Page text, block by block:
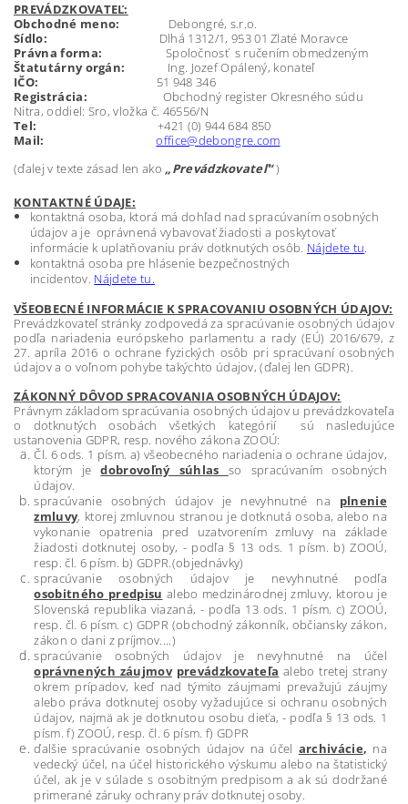
PREVÁDZKOVATEĽ:
Obchodné meno: Debongré, s.r.o.
Sídlo: Dlhá 1312/1, 953 01 Zlaté Moravce
Právna forma: Spoločnosť s ručením obmedzeným
Štatutárny orgán: Ing. Jozef Opálený, konateľ
IČO:
51 948 346
Registrácia: Obchodný register Okresného súdu
Nitra, oddiel: Sro, vložka č. 46556/N
Tel:+421 (0) 944 684 850
Mail:office@debongre.com
(ďalej v texte zásad len ako „Prevádzkovateľ“)
KONTAKTNÉ ÚDAJE:
kontaktná osoba, ktorá má dohľad nad spracúvaním osobných
údajov a je oprávnená vybavovať žiadosti a poskytovať
informácie k uplatňovaniu práv dotknutých osôb. Nájdete tu.
kontaktná osoba pre hlásenie bezpečnostných
incidentov. Nájdete tu.
VŠEOBECNÉ INFORMÁCIE K SPRACOVANIU OSOBNÝCH ÚDAJOV:
Prevádzkovateľ stránky zodpovedá za spracúvanie osobných údajov
podľa nariadenia európskeho parlamentu a rady (EÚ) 2016/679, z
27. apríla 2016 o ochrane fyzických osôb pri spracúvaní osobných
údajov a o voľnom pohybe takýchto údajov, (ďalej len GDPR).
ZÁKONNÝ DÔVOD SPRACOVANIA OSOBNÝCH ÚDAJOV:
Právnym základom spracúvania osobných údajov u prevádzkovateľa
o dotknutých osobách všetkých kategórií sú nasledujúce
ustanovenia GDPR, resp. nového zákona ZOOÚ:
Čl. 6 ods. 1 písm. a) všeobecného nariadenia o ochrane údajov,
ktorým jedobrovoľný súhlas so spracúvaním osobných
údajov.
spracúvanie osobných údajov je nevyhnutné na plnenie
zmluvy, ktorej zmluvnou stranou je dotknutá osoba, alebo na
vykonanie opatrenia pred uzatvorením zmluvy na základe
žiadosti dotknutej osoby, - podľa § 13 ods. 1 písm. b) ZOOÚ,
resp. čl. 6 písm. b) GDPR.(objednávky)
spracúvanie osobných údajov je nevyhnutné podľa
osobitného predpisu alebo medzinárodnej zmluvy, ktorou je
Slovenská republika viazaná, - podľa 13 ods. 1 písm. c) ZOOÚ,
resp. čl. 6 písm. c) GDPR (obchodný zákonník, občiansky zákon,
zákon o dani z príjmov....)
spracúvanie osobných údajov je nevyhnutné na účel
oprávnených záujmov prevádzkovateľa alebo tretej strany
okrem prípadov, keď nad týmito záujmami prevažujú záujmy
alebo práva dotknutej osoby vyžadujúce si ochranu osobných
údajov, najmä ak je dotknutou osobu dieťa, - podľa § 13 ods. 1
písm. f) ZOOÚ, resp. čl. 6 písm. f) GDPR
ďalšie spracúvanie osobných údajov na účel archivácie, na
vedecký účel, na účel historického výskumu alebo na štatistický
účel, ak je v súlade s osobitným predpisom a ak sú dodržané
primerané záruky ochrany práv dotknutej osoby.